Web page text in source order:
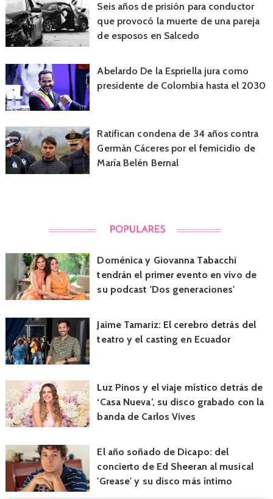
Seis años de prisión para conductor
que provocó la muerte de una pareja
de esposos en Salcedo
Abelardo De la Espriella jura como
presidente de Colombia hasta el 2030
Ratifican condena de 34 años contra
Germán Cáceres por el femicidio de
María Belén Bernal
Doménica y Giovanna Tabacchi
tendrán el primer evento en vivo de
su podcast 'Dos generaciones'
Jaime Tamariz: El cerebro detrás del
teatro y el casting en Ecuador
Luz Pinos y el viaje místico detrás de
‘Casa Nueva’, su disco grabado con la
banda de Carlos Vives
El año soñado de Dicapo: del
concierto de Ed Sheeran al musical
'Grease' y su disco más íntimo